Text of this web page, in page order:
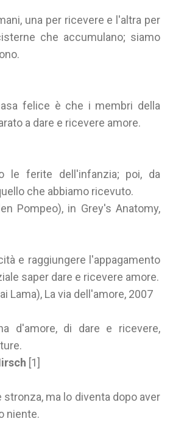
una per ricevere e l'altra per
che accumulano; siamo
felice è che i membri della
a dare e ricevere amore.
le ferite dell'infanzia; poi, da
che abbiamo ricevuto.
Pompeo), in Grey's Anatomy,
e raggiungere l'appagamento
saper dare e ricevere amore.
Lama), La via dell'amore, 2007
d'amore, di dare e ricevere,
[1]
stronza, ma lo diventa dopo aver
niente.